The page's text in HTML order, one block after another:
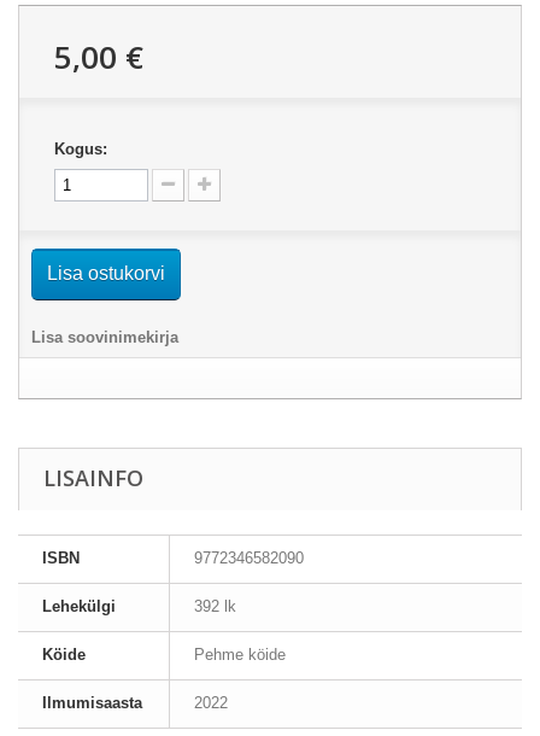
5,00 €
Kogus:
Lisa ostukorvi
Lisa soovinimekirja
LISAINFO
ISBN 9772346582090
Lehekülgi 392 lk
Köide Pehme köide
Ilmumisaasta 2022